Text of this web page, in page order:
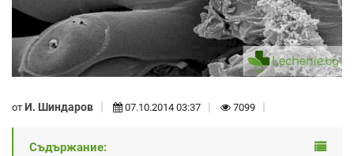
от И. Шиндаров 07.10.2014 03:37 7099
Съдържание: